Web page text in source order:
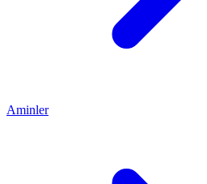
Aminler